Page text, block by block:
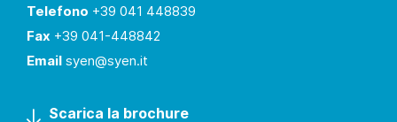
Telefono +39 041 448839
Fax +39 041-448842
Emailsyen@syen.it
Scarica la brochure